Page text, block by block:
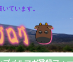
ています。